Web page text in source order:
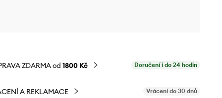
ZDARMA od 1800 Kč Doručení i do 24 hodin
A REKLAMACE Vrácení do 30 dnů